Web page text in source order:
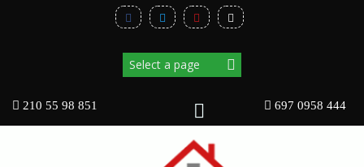
210 55 98 851 697 0958 444